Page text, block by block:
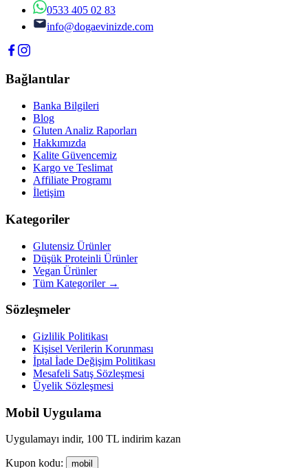
0533 405 02 83
info@dogaevinizde.com
Bağlantılar
Banka Bilgileri
Blog
Gluten Analiz Raporları
Hakkımızda
Kalite Güvencemiz
Kargo ve Teslimat
Affiliate Programı
İletişim
Kategoriler
Glutensiz Ürünler
Düşük Proteinli Ürünler
Vegan Ürünler
Tüm Kategoriler →
Sözleşmeler
Gizlilik Politikası
Kişisel Verilerin Korunması
İptal İade Değişim Politikası
Mesafeli Satış Sözleşmesi
Üyelik Sözleşmesi
Mobil Uygulama
Uygulamayı indir, 100 TL indirim kazan
Kupon kodu: mobil